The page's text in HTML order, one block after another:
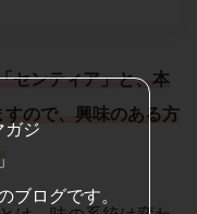
センティア」と、本
ので、興味のある方
ブログです。